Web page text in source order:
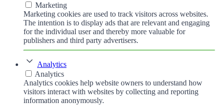
Marketing
Marketing cookies are used to track visitors across websites.
The intention is to display ads that are relevant and engaging
for the individual user and thereby more valuable for
publishers and third party advertisers.
Analytics
Analytics
Analytics cookies help website owners to understand how
visitors interact with websites by collecting and reporting
information anonymously.